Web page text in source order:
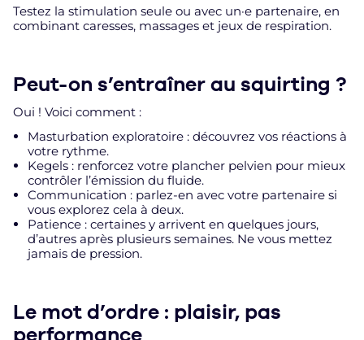
Testez la stimulation seule ou avec un·e partenaire, en
combinant caresses, massages et jeux de respiration.
Peut-on s’entraîner au squirting ?
Oui ! Voici comment :
Masturbation exploratoire : découvrez vos réactions à
votre rythme.
Kegels : renforcez votre plancher pelvien pour mieux
contrôler l’émission du fluide.
Communication : parlez-en avec votre partenaire si
vous explorez cela à deux.
Patience : certaines y arrivent en quelques jours,
d’autres après plusieurs semaines. Ne vous mettez
jamais de pression.
Le mot d’ordre : plaisir, pas
performance